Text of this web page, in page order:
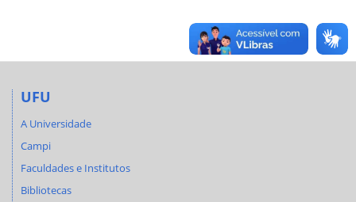
UFU
A Universidade
Campi
Faculdades e Institutos
Bibliotecas